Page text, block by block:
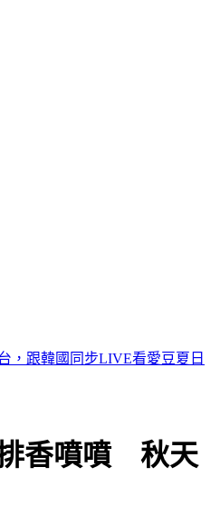
打工女領薪2個月反倒貼50萬
香噴噴 秋天